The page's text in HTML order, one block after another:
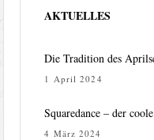
AKTUELLES
Die Tradition des
1 April 2024
Squaredance – der
4 März 2024